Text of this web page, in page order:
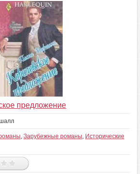
предложение
, Зарубежные романы, Исторические